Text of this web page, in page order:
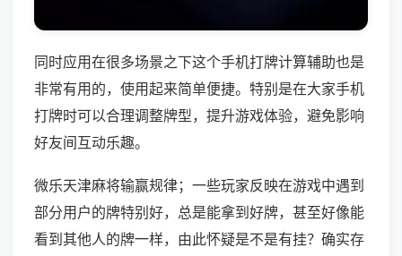
同时应用在很多场景之下这个手机打牌计算辅助也是
非常有用的，使用起来简单便捷。特别是在大家手机
打牌时可以合理调整牌型，提升游戏体验，避免影响
好友间互动乐趣。
微乐天津麻将输赢规律；一些玩家反映在游戏中遇到
部分用户的牌特别好，总是能拿到好牌，甚至好像能
看到其他人的牌一样，由此怀疑是不是有挂？确实存